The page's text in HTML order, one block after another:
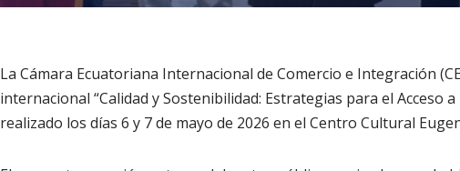
La Cámara Ecuatoriana Internacional de Comercio e Integración
internacional “Calidad y Sostenibilidad: Estrategias para el Acceso
realizado los días 6 y 7 de mayo de 2026 en el Centro Cultural